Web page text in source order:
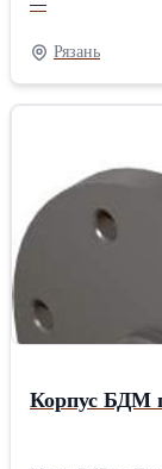
—
Рязань
Корпус БДМ